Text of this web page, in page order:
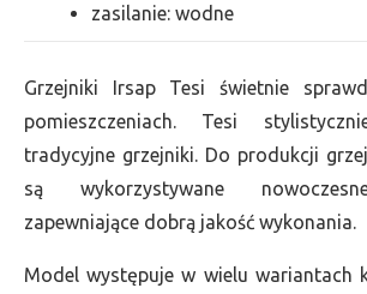
zasilanie: wodne
Grzejniki Irsap Tesi świetnie
pomieszczeniach. Tesi
tradycyjne grzejniki. Do produkcji
są wykorzystywane
zapewniające dobrą jakość wykonania.
Model występuje w wielu wariantach